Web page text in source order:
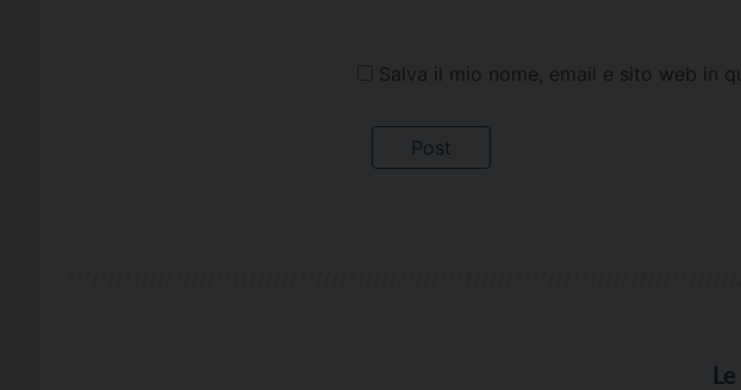
Salva il mio nome, email e sito web in